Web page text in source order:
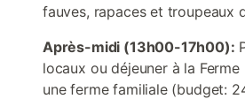
fauves, rapaces et troupeaux
Après-midi (13h00-17h00):
locaux ou déjeuner à la
une ferme familiale (budget: